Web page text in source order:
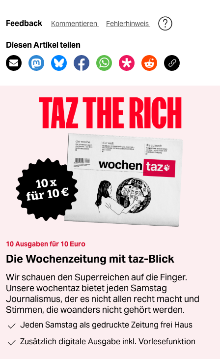
Feedback Kommentieren Fehlerhinweis
Diesen Artikel teilen
10 Ausgaben für 10 Euro
Die Wochenzeitung mit taz-Blick
Wir schauen den Superreichen auf die Finger.
Unsere wochentaz bietet jeden Samstag
Journalismus, der es nicht allen recht macht und
Stimmen, die woanders nicht gehört werden.
Jeden Samstag als gedruckte Zeitung frei Haus
Zusätzlich digitale Ausgabe inkl. Vorlesefunktion